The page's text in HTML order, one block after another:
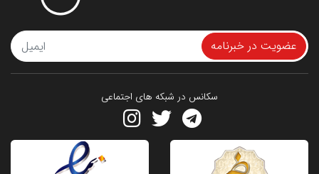
عضویت در خبرنامه
سکانس در شبکه های اجتماعی